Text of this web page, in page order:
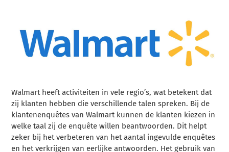
Walmart heeft activiteiten in vele regio’s, wat betekent dat
zij klanten hebben die verschillende talen spreken. Bij de
klantenenquêtes van Walmart kunnen de klanten kiezen in
welke taal zij de enquête willen beantwoorden. Dit helpt
zeker bij het verbeteren van het aantal ingevulde enquêtes
en het verkrijgen van eerlijke antwoorden. Het gebruik van